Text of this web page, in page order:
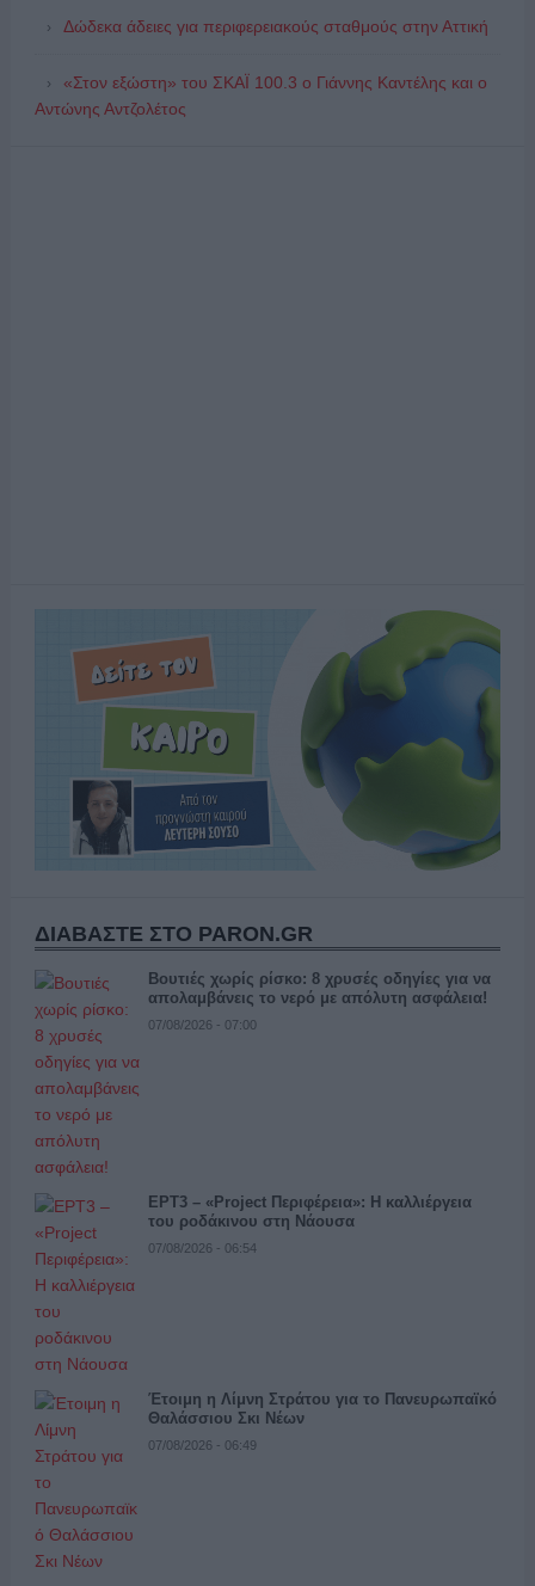
Δώδεκα άδειες για περιφερειακούς σταθμούς στην Αττική
«Στον εξώστη» του ΣΚΑΪ 100.3 ο Γιάννης Καντέλης και ο
Αντώνης Αντζολέτος
ΔΙΑΒΑΣΤΕ ΣΤΟ PARON.GR
Βουτιές χωρίς ρίσκο: 8 χρυσές οδηγίες για να
απολαμβάνεις το νερό με απόλυτη ασφάλεια!
07/08/2026 - 07:00
ΕΡΤ3 – «Project Περιφέρεια»: Η καλλιέργεια
του ροδάκινου στη Νάουσα
07/08/2026 - 06:54
Έτοιμη η Λίμνη Στράτου για το Πανευρωπαϊκό
Θαλάσσιου Σκι Νέων
07/08/2026 - 06:49